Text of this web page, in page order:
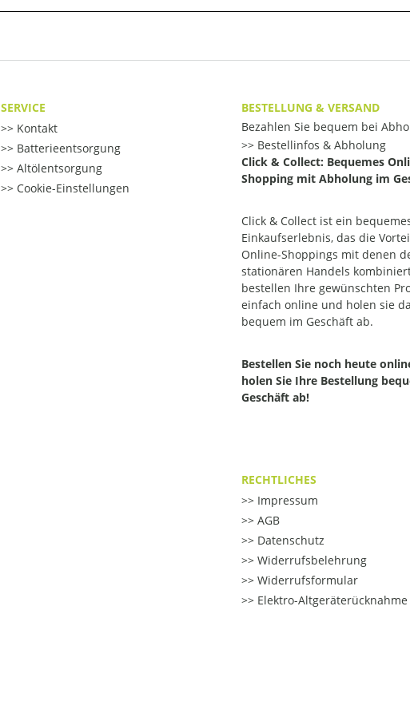
SERVICE
Kontakt
Batterieentsorgung
Altölentsorgung
Cookie-Einstellungen
BESTELLUNG & VERSAND
Bezahlen Sie bequem bei
Bestellinfos & Abholung
Click & Collect: Bequemes
Shopping mit Abholung im
Click & Collect ist ein
Einkaufserlebnis, das die
Online-Shoppings mit denen
stationären Handels
bestellen Ihre gewünschten
einfach online und holen sie
bequem im Geschäft ab.
Bestellen Sie noch heute
holen Sie Ihre Bestellung
Geschäft ab!
RECHTLICHES
Impressum
AGB
Datenschutz
Widerrufsbelehrung
Widerrufsformular
Elektro-Altgeräterücknahme